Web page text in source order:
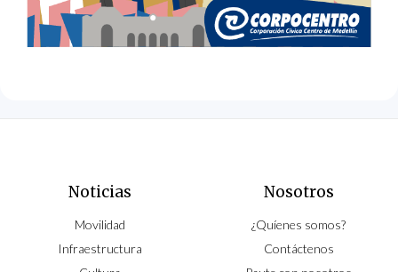
Noticias
Movilidad
Infraestructura
Nosotros
¿Quíenes somos?
Contáctenos